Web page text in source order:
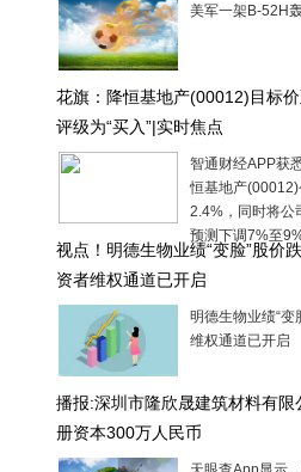
美军一架B-52H
花旗：降恒基地产(00012)目标
评级为“买入”|实时焦点
智通财经APP获
恒基地产(00012)
2.4%，同时将公
预测下调7%至
视点！明德生物业绩“变脸”股价
资者维权通道已开启
明德生物业绩“变
维权通道已开启
播报:深圳市隆欣晟建筑材料有限
册资本300万人民币